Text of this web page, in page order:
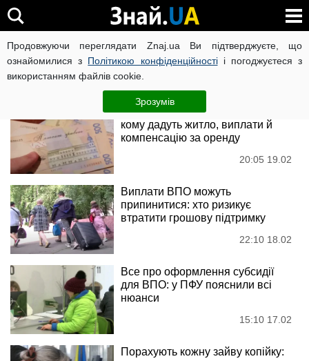
Продовжуючи переглядати Znaj.ua Ви підтверджуєте, що
ознайомилися з Політикою конфіденційностіі погоджуєтеся з
використанням файлів cookie.
Зрозумів
Переселенці
Новини
Три нові допомогу у лютому:
кому дадуть житло, виплати й
компенсацію за оренду
20:05 19.02
Виплати ВПО можуть
припинитися: хто ризикує
втратити грошову підтримку
22:10 18.02
Все про оформлення субсидії
для ВПО: у ПФУ пояснили всі
нюанси
15:10 17.02
Порахують кожну зайву копійку: